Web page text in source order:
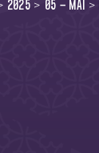
2025 05 - MAI